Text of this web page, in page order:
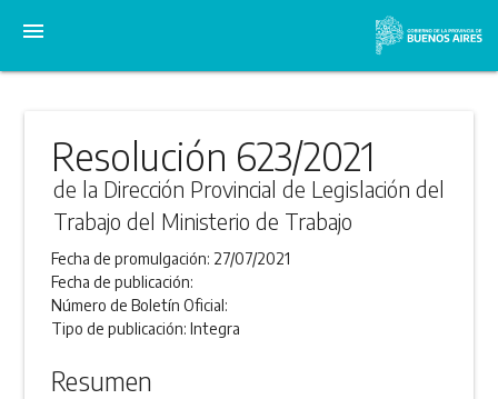
menu
Resolución 623/2021
de la Dirección Provincial de Legislación del
Trabajo del Ministerio de Trabajo
Fecha de promulgación: 27/07/2021
Fecha de publicación:
Número de Boletín Oficial:
Tipo de publicación:Integra
Resumen